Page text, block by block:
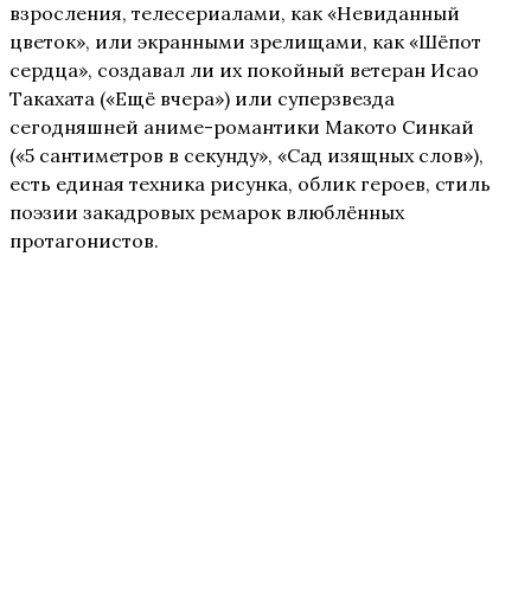
взросления, телесериалами, как «Невиданный
цветок», или экранными зрелищами, как «Шёпот
сердца», создавал ли их покойный ветеран Исао
Такахата («Ещё вчера») или суперзвезда
сегодняшней аниме-романтики Макото Синкай
(«5 сантиметров в секунду», «Сад изящных слов»),
есть единая техника рисунка, облик героев, стиль
поэзии закадровых ремарок влюблённых
протагонистов.